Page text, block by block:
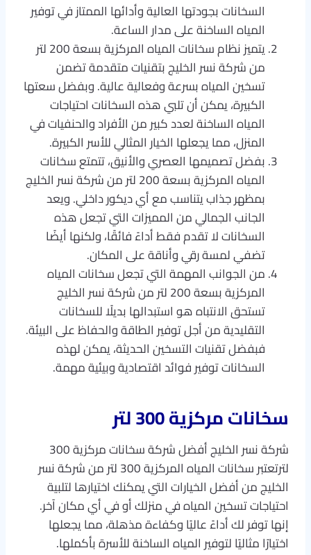
السخانات بجودتها العالية وأدائها الممتاز في توفير
المياه الساخنة على مدار الساعة.
يتميز نظام سخانات المياه المركزية بسعة 200 لتر
من شركة نسر الخليج بتقنيات متقدمة تضمن
تسخين المياه بسرعة وفعالية عالية. وبفضل سعتها
الكبيرة، يمكن أن تلبي هذه السخانات احتياجات
المياه الساخنة لعدد كبير من الأفراد والحنفيات في
المنزل، مما يجعلها الخيار المثالي للأسر الكبيرة.
بفضل تصميمها العصري والأنيق، تتمتع سخانات
المياه المركزية بسعة 200 لتر من شركة نسر الخليج
بمظهر جذاب يتناسب مع أي ديكور داخلي. ويعد
الجانب الجمالي من المميزات التي تجعل هذه
السخانات لا تقدم فقط أداءً فائقًا، ولكنها أيضًا
تضفي لمسة رقي وأناقة على المكان.
من الجوانب المهمة التي تجعل سخانات المياه
المركزية بسعة 200 لتر من شركة نسر الخليج
تستحق الانتباه هو استبدالها بديلًا للسخانات
التقليدية من أجل توفير الطاقة والحفاظ على البيئة.
فبفضل تقنيات التسخين الحديثة، يمكن لهذه
السخانات توفير فوائد اقتصادية وبيئية مهمة.
سخانات مركزية 300 لتر
شركة نسر الخليج أفضل شركة سخانات مركزية 300
لترتعتبر سخانات المياه المركزية 300 لتر من شركة نسر
الخليج من أفضل الخيارات التي يمكنك اختيارها لتلبية
احتياجات تسخين المياه في منزلك أو في أي مكان آخر.
إنها توفر لك أداءً عاليًا وكفاءة مذهلة، مما يجعلها
اختيارًا مثاليًا لتوفير المياه الساخنة للأسرة بأكملها.